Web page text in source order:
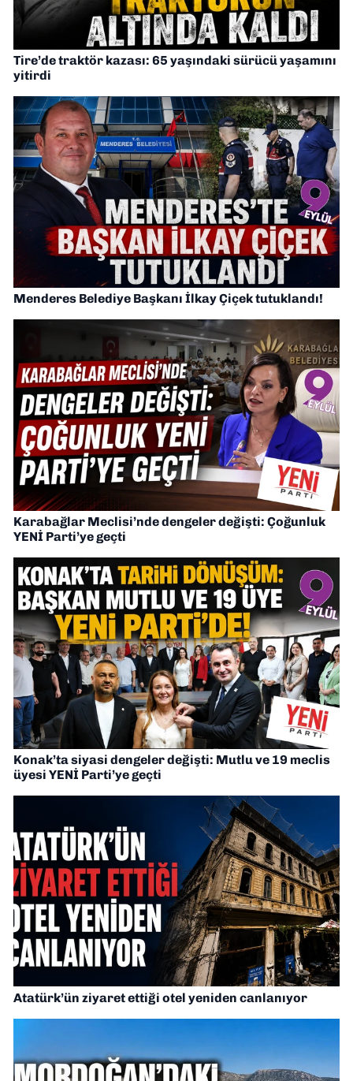
Tire’de traktör kazası: 65 yaşındaki sürücü yaşamını
yitirdi
Menderes Belediye Başkanı İlkay Çiçek tutuklandı!
Karabağlar Meclisi’nde dengeler değişti: Çoğunluk
YENİ Parti’ye geçti
Konak’ta siyasi dengeler değişti: Mutlu ve 19 meclis
üyesi YENİ Parti’ye geçti
Atatürk’ün ziyaret ettiği otel yeniden canlanıyor